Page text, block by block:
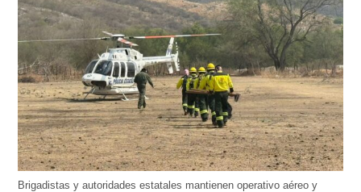
Brigadistas y autoridades estatales mantienen operativo aéreo y